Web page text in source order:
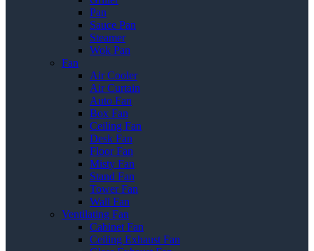
Pan
Sauce Pan
Steamer
Wok Pan
Fan
Air Cooler
Air Curtain
Auto Fan
Box Fan
Ceiling Fan
Desk Fan
Floor Fan
Misty Fan
Stand Fan
Tower Fan
Wall Fan
Ventilating Fan
Cabinet Fan
Ceiling Exhaust Fan